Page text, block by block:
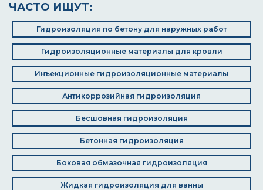
ЧАСТО ИЩУТ:
Гидроизоляция по бетону для наружных работ
Гидроизоляционные материалы для кровли
Инъекционные гидроизоляционные материалы
Антикоррозийная гидроизоляция
Бесшовная гидроизоляция
Бетонная гидроизоляция
Боковая обмазочная гидроизоляция
Жидкая гидроизоляция для ванны